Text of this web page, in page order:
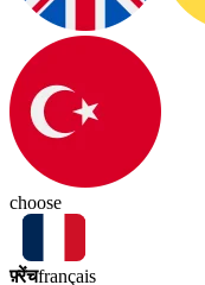
choose
फ़्रेंचfrançais